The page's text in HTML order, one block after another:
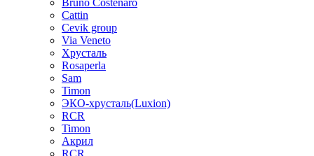
Bruno Costenaro
Cattin
Cevik group
Via Veneto
Хрусталь
Rosaperla
Sam
Timon
ЭКО-хрусталь(Luxion)
RCR
Timon
Акрил
RCR